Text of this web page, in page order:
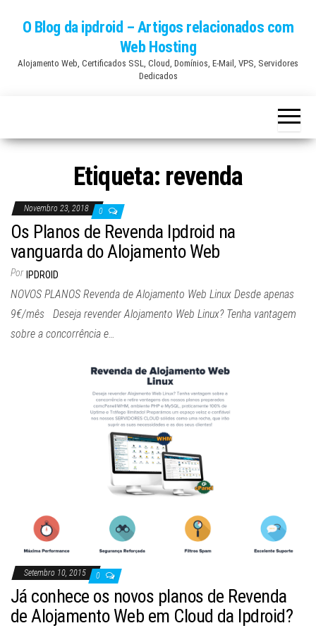
content
O Blog da ipdroid – Artigos relacionados com
Web Hosting
Alojamento Web, Certificados SSL, Cloud, Domínios, E-Mail, VPS, Servidores
Dedicados
Etiqueta: revenda
Novembro 23, 2018 0
Os Planos de Revenda Ipdroid na
vanguarda do Alojamento Web
Por IPDROID
NOVOS PLANOS Revenda de Alojamento Web Linux Desde apenas
9€/mês Deseja revender Alojamento Web Linux? Tenha vantagem
sobre a concorrência e…
Setembro 10, 2015 0
Já conhece os novos planos de Revenda
de Alojamento Web em Cloud da Ipdroid?